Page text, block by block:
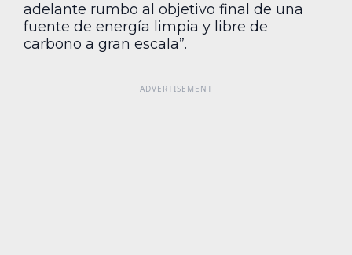
adelante rumbo al objetivo final de una
fuente de energía limpia y libre de
carbono a gran escala”.